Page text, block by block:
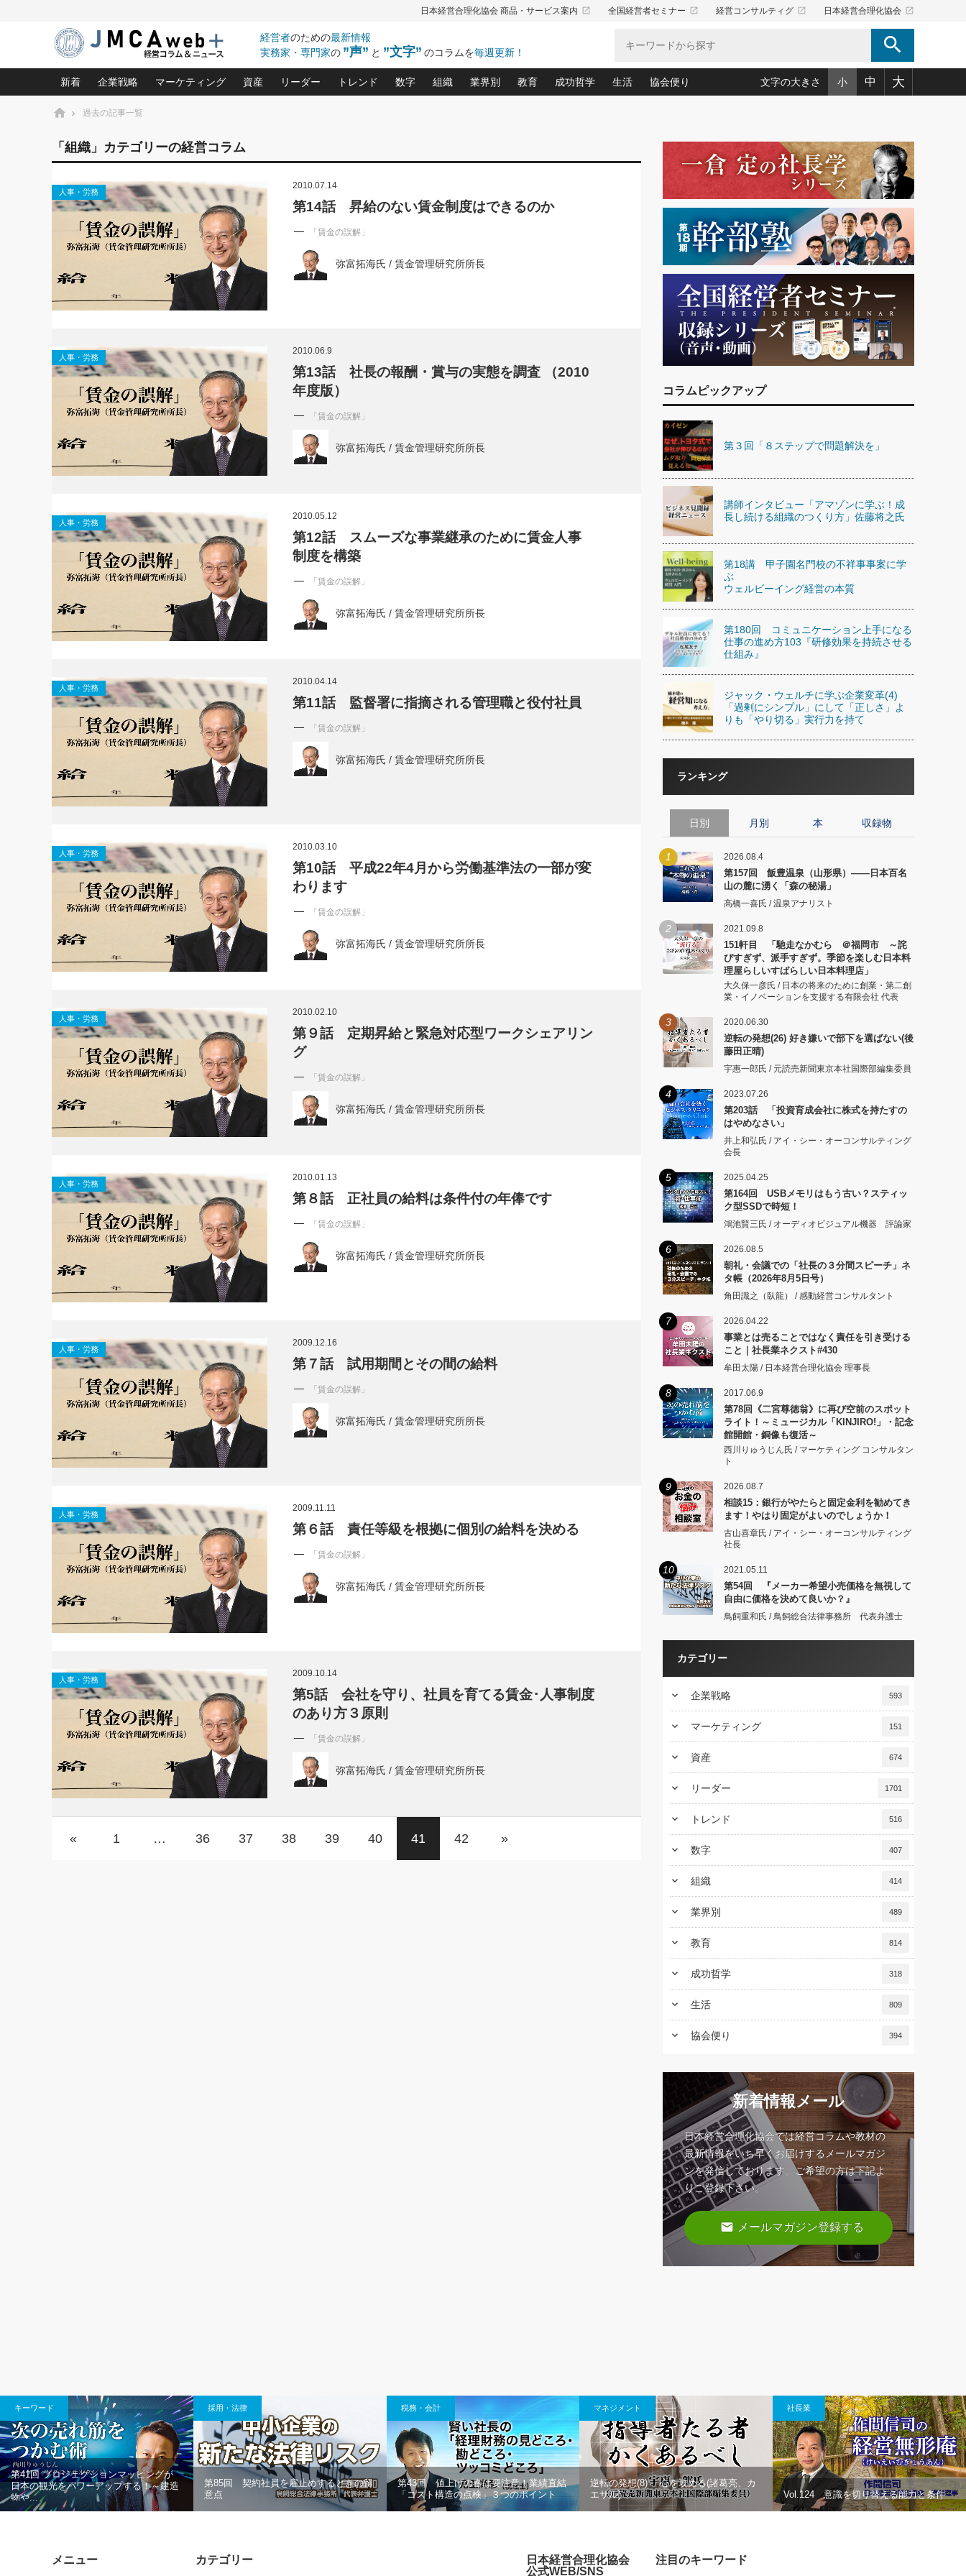
日本経営合理化協会 商品・サービス案内 launch 全国経営者セミナー launch 経営コンサルティグ launch 日本経営合理化協会 launch
経営者のための最新情報
実務家・専門家の ”声” と ”文字” のコラムを毎週更新！ search
新着
2026.08.7
相談15：銀行がやたらと固定金
利を勧めてきます！やはり固定
がよいのでしょうか！
2026.08.7
第153回「内需企業があっとい
う間にグローバル成長企業に」
FOOD & LIFE COMPANIES
2026.08.5
2026.08.5
第86回 「言葉狩り」
もっとみる
企業戦略
中小企業の「１位づくり」戦略(96)
利益を最大化する「業務改善」横田尚哉氏(5)
強い会社を築く ビジネス・クリニック(240)
日本レーザー「人を大切にしながら利益を上げる経営」の極意
(3)
武器としてのM&A入門(3)
社長のための“儲かる通販”戦略視点(151)
継続経営 百話百行(85)
マーケティング
ネット戦略成功の秘訣 圧倒的に儲かる仕組みづくり講座(12)
ビジネスを一瞬で制する！一流グローバル経営者は知ってい
ロングセラーの玉手箱(9)
大復活＆快進撃！ユニバーサルスタジオジャパンの成功要因と
は(5)
最高の自分を表現する 成功イメージ戦略(77)
酒井光雄 成功事例に学ぶ繁栄企業のブランド戦略(39)
資産
どうなる金融業界(39)
中国経済の最新動向(204)
事業承継の前に、決めておきたい、知っておきたい、やってお
会社と社長のための資産管理講座(95)
深読み企業分析(153)
リーダー
ビジネスリーダー×次の一手「牟田太陽の社長業ネクスト」
ピョートル・F・グジバチの『経営戦略の新常識』(12)
朝礼・会議での「社長の３分間スピーチ」ネタ帳(159)
楠木建の「経営知になる考え方」(57)
酒井英之の社長のビジョン実現道場(10)
トレンド
北村森の「今月のヒット商品」(109)
数字
おカネが残る決算書にするために、やっておきたいこと(34)
強い決算書の会社はココが違う！(36)
新・会計経営と実学(37)
組織
中小企業の新たな法律リスク(178)
賃金決定の定石(68)
顧客・社員・社会から支持される「ウェルビーイング経営入
業界別
売れる住宅を創る 100の視点(100)
柿内幸夫─社長のための現場改善(174)
教育
あなただからお願いしたいと思われる 気配りの達人(127)
クレーム対応の新知識と新常識(57)
デキル社員に育てる！ 社員教育の決め手(203)
業績アップにつながる！ワンランク上の手紙・メール術(100)
成功哲学
中国哲学に学ぶ 不況は会社守成の好機(38)
令和時代の「社長の人間力の磨き方」(86)
先人の名句名言の教え 東洋思想に学ぶ経営学(132)
経営に活かす“十八史略”(30)
生活
おのころ心平の ──社長のための「か・ら・だマネジメント」
デジタルＡＶを味方に！新・仕事術(180)
リーダー脳の鍛え方(32)
ワインを楽しむ基礎レッスン(12)
必読！社長が読むべき今月の4冊(88)
眼と耳で楽しむ読書術(162)
社長の「氣」(30)
米国スポーツ・ビジネスに学ぶ心理学(98)
高橋一喜の『これぞ！"本物の温泉"』(157)
協会便り
「愛読者通信」著者インタビュー(44)
ビジネス見聞録 経営ニュース(100)
作間信司の経営無形庵(けいえいむぎょうあん)(166)
繁栄への着眼点 牟田太陽(76)
講話を聞いて学ぼう 実学・耳学・磨く「ミミガク」のすすめ
(7)
文字の大きさ 小 中 大
ホーム 過去の記事一覧
「組織」カテゴリーの経営コラム
人事・労務
2010.07.14
第14話 昇給のない賃金制度はできるのか
「賃金の誤解」
弥富拓海氏 / 賃金管理研究所所長
人事・労務
2010.06.9
第13話 社長の報酬・賞与の実態を調査 （2010
年度版）
「賃金の誤解」
弥富拓海氏 / 賃金管理研究所所長
人事・労務
2010.05.12
第12話 スムーズな事業継承のために賃金人事
制度を構築
「賃金の誤解」
弥富拓海氏 / 賃金管理研究所所長
人事・労務
2010.04.14
第11話 監督署に指摘される管理職と役付社員
「賃金の誤解」
弥富拓海氏 / 賃金管理研究所所長
人事・労務
2010.03.10
第10話 平成22年4月から労働基準法の一部が変
わります
「賃金の誤解」
弥富拓海氏 / 賃金管理研究所所長
人事・労務
2010.02.10
第９話 定期昇給と緊急対応型ワークシェアリン
グ
「賃金の誤解」
弥富拓海氏 / 賃金管理研究所所長
人事・労務
2010.01.13
第８話 正社員の給料は条件付の年俸です
「賃金の誤解」
弥富拓海氏 / 賃金管理研究所所長
人事・労務
2009.12.16
第７話 試用期間とその間の給料
「賃金の誤解」
弥富拓海氏 / 賃金管理研究所所長
人事・労務
2009.11.11
第６話 責任等級を根拠に個別の給料を決める
「賃金の誤解」
弥富拓海氏 / 賃金管理研究所所長
人事・労務
2009.10.14
第5話 会社を守り、社員を育てる賃金･人事制度
のあり方３原則
「賃金の誤解」
弥富拓海氏 / 賃金管理研究所所長
« 1 … 36 37 38 39 40 41 42 »
コラムピックアップ
第３回「８ステップで問題解決を」
講師インタビュー「アマゾンに学ぶ！成
長し続ける組織のつくり方」佐藤将之氏
第18講 甲子園名門校の不祥事事案に学
ぶ
ウェルビーイング経営の本質
第180回 コミュニケーション上手になる
仕事の進め方103『研修効果を持続させる
仕組み』
ジャック・ウェルチに学ぶ企業変革(4)
「過剰にシンプル」にして「正しさ」よ
りも「やり切る」実行力を持て
ランキング
日別 月別 本 収録物
1 2026.08.4
第157回 飯豊温泉（山形県）――日本百名
山の麓に湧く「森の秘湯」
高橋一喜氏 / 温泉アナリスト
2 2021.09.8
151軒目 「馳走なかむら ＠福岡市 ～詫
びすぎず、派手すぎず。季節を楽しむ日本料
理屋らしいすばらしい日本料理店」
大久保一彦氏 / 日本の将来のために創業・第二創
業・イノベーションを支援する有限会社 代表
3 2020.06.30
逆転の発想(26) 好き嫌いで部下を選ばない(後
藤田正晴)
宇惠一郎氏 / 元読売新聞東京本社国際部編集委員
4 2023.07.26
第203話 「投資育成会社に株式を持たすの
はやめなさい」
井上和弘氏 / アイ・シー・オーコンサルティング
会長
5 2025.04.25
第164回 USBメモリはもう古い？スティッ
ク型SSDで時短！
鴻池賢三氏 / オーディオビジュアル機器 評論家
6 2026.08.5
朝礼・会議での「社長の３分間スピーチ」ネ
タ帳（2026年8月5日号）
角田識之（臥龍） / 感動経営コンサルタント
7 2026.04.22
事業とは売ることではなく責任を引き受ける
こと｜社長業ネクスト#430
牟田太陽 / 日本経営合理化協会 理事長
8 2017.06.9
第78回《二宮尊徳翁》に再び空前のスポット
ライト！～ミュージカル「KINJIRO!」・記念
館開館・銅像も復活～
西川りゅうじん氏 / マーケティング コンサルタン
ト
9 2026.08.7
相談15：銀行がやたらと固定金利を勧めてき
ます！やはり固定がよいのでしょうか！
古山喜章氏 / アイ・シー・オーコンサルティング
社長
10 2021.05.11
第54回 『メーカー希望小売価格を無視して
自由に価格を決めて良いか？』
鳥飼重和氏 / 鳥飼総合法律事務所 代表弁護士
カテゴリー
keyboard_arrow_down 企業戦略 593
keyboard_arrow_down マーケティング 151
keyboard_arrow_down 資産 674
keyboard_arrow_down リーダー 1701
keyboard_arrow_down トレンド 516
keyboard_arrow_down 数字 407
keyboard_arrow_down 組織 414
keyboard_arrow_down 業界別 489
keyboard_arrow_down 教育 814
keyboard_arrow_down 成功哲学 318
keyboard_arrow_down 生活 809
keyboard_arrow_down 協会便り 394
新着情報メール
日本経営合理化協会では経営コラムや教材の
最新情報をいち早くお届けするメールマガジ
ンを発信しております。ご希望の方は下記よ
りご登録下さい。
email メールマガジン登録する
キーワード
第41回 プロジェクションマッピングが
日本の観光をパワーアップする！～建造
物や...
採用・法律
第85回 契約社員を雇止めするときの留
意点
税務・会計
第43回 値上げの春は要注意！業績直結
「コスト構造の点検」３つのポイント
マネジメント
逆転の発想(8) 心を攻める(諸葛亮、カ
エサル)
社長業
Vol.124 意識を切り替える能力と条件
注目のキーワード
日本経営合理化協会
公式WEB/SNS
メニュー カテゴリー